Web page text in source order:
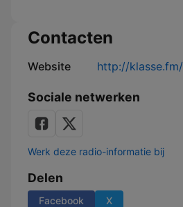
Contacten
Website http://klasse.fm/
Sociale netwerken
Werk deze radio-informatie bij
Delen
Facebook X